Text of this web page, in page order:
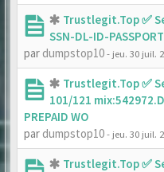
Trustlegit.Top ✅
SSN-DL-ID-
par dumpstop10- jeu. 30 juil.
Trustlegit.Top ✅
101/121
PREPAID WO
par dumpstop10- jeu. 30 juil.
Trustlegit.Top ✅